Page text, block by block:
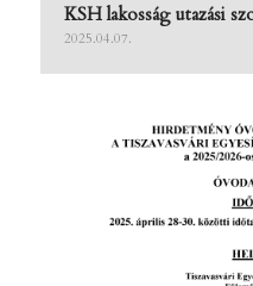
KSH lakosság utazási
2025.04.07.